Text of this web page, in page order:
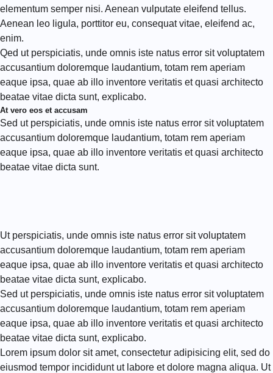
elementum semper nisi. Aenean vulputate eleifend tellus.
Aenean leo ligula, porttitor eu, consequat vitae, eleifend ac,
enim.
Qed ut perspiciatis, unde omnis iste natus error sit voluptatem
accusantium doloremque laudantium, totam rem aperiam
eaque ipsa, quae ab illo inventore veritatis et quasi architecto
beatae vitae dicta sunt, explicabo.
At vero eos et accusam
Sed ut perspiciatis, unde omnis iste natus error sit voluptatem
accusantium doloremque laudantium, totam rem aperiam
eaque ipsa, quae ab illo inventore veritatis et quasi architecto
beatae vitae dicta sunt.
Ut perspiciatis, unde omnis iste natus error sit voluptatem
accusantium doloremque laudantium, totam rem aperiam
eaque ipsa, quae ab illo inventore veritatis et quasi architecto
beatae vitae dicta sunt, explicabo.
Sed ut perspiciatis, unde omnis iste natus error sit voluptatem
accusantium doloremque laudantium, totam rem aperiam
eaque ipsa, quae ab illo inventore veritatis et quasi architecto
beatae vitae dicta sunt, explicabo.
Lorem ipsum dolor sit amet, consectetur adipisicing elit, sed do
eiusmod tempor incididunt ut labore et dolore magna aliqua. Ut